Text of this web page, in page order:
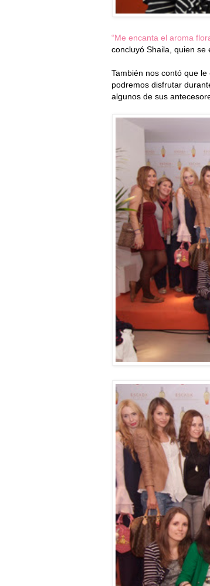
“Me encanta el aroma
concluyó Shaila, quien se
También nos contó que le
podremos disfrutar
algunos de sus